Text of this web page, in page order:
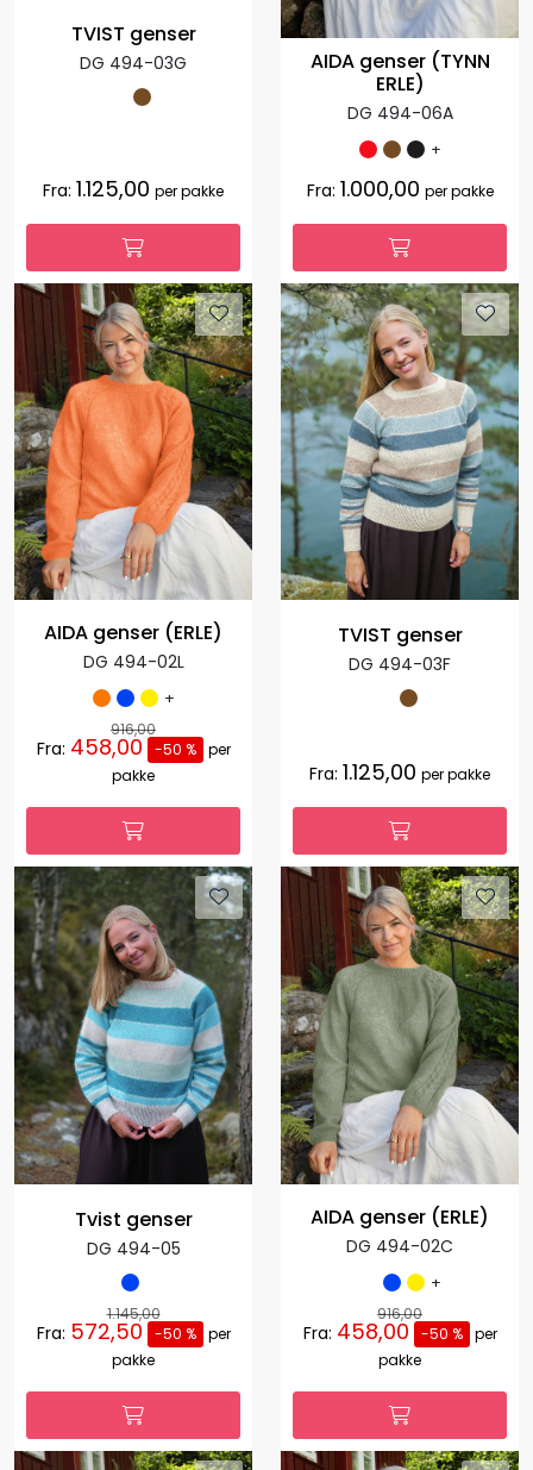
TVIST genser
DG 494-03G
Fra: 1.125,00 per pakke
AIDA genser (TYNN
ERLE)
DG 494-06A
+
Fra: 1.000,00 per pakke
AIDA genser (ERLE)
DG 494-02L
+
916,00
Fra: 458,00 -50 %
per
pakke
TVIST genser
DG 494-03F
Fra: 1.125,00 per pakke
Tvist genser
DG 494-05
1.145,00
Fra: 572,50 -50 %
per
pakke
AIDA genser (ERLE)
DG 494-02C
+
916,00
Fra: 458,00 -50 %
per
pakke